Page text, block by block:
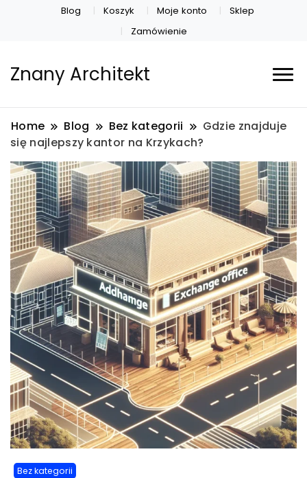
Blog Koszyk Moje konto
Sklep
Zamówienie
Znany Architekt
Home Blog Bez kategorii
Gdzie znajduje
się najlepszy kantor na Krzykach?
Bez kategorii